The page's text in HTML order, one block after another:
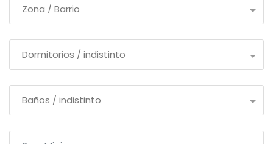
Zona / Barrio
Dormitorios / indistinto
Baños / indistinto